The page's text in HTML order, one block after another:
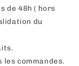
de 48h ( hors
du
les commandes.